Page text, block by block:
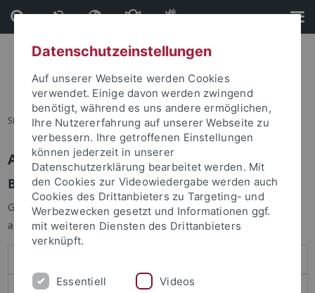
Direkt
zum
Inhalt
Direkt
zur
Fußleiste
Sie sind hier: Startseite
Anmelden
Benutzeranmeldung
Geben Sie Ihren Benutzernamen und Ihr Passwort an um sich
anzumelden:
Datenschutzeinstellungen
Auf unserer Webseite werden Cookies
verwendet. Einige davon werden zwingend
benötigt, während es uns andere ermöglichen,
Ihre Nutzererfahrung auf unserer Webseite zu
verbessern. Ihre getroffenen Einstellungen
können jederzeit in unserer
Datenschutzerklärung bearbeitet werden. Mit
den Cookies zur Videowiedergabe werden auch
Cookies des Drittanbieters zu Targeting- und
Werbezwecken gesetzt und Informationen ggf.
mit weiteren Diensten des Drittanbieters
verknüpft.
Essentiell Videos